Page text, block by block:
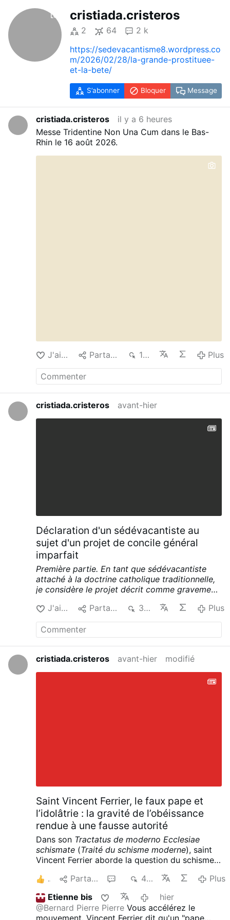
cristiada.cristeros
2 64
2 k
https://sedevacantisme8.wordpress.co
m/2026/02/28/la-grande-prostituee-
et-la-bete/
S’abonner Bloquer Message
cristiada.cristeros
il y a 6 heures
Messe Tridentine Non Una Cum dans le Bas-
Rhin le 16 août 2026.
J'aime Partager 123 Plus
cristiada.cristeros avant-hier
Déclaration d'un sédévacantiste au
sujet d'un projet de concile général
imparfait
Première partie. En tant que sédévacantiste
attaché à la doctrine catholique traditionnelle,
je considère le projet décrit comme gravement
canonique. Même si j’admets la vacance du
Siège apostolique, je ne puis conclure que
n’importe quel groupe de prêtres ou d’évêques
puisse s’attribuer la juridiction universelle
un pape. J’enseigne que l’autorité d’un concile
général procède du Pontife romain. Les auteurs
suppléance au profit de particuliers. La
juridiction ne se présume …
Plus
J'aime Partager 362 Plus
cristiada.cristeros avant-hier modifié
Saint Vincent Ferrier, le faux pape et
l’idolâtrie : la gravité de l’obéissance
rendue à une fausse autorité
Dans son Tractatus de moderno Ecclesiae
schismate (Traité du schisme moderne), saint
Vincent Ferrier aborde la question du schisme
gravité. Pour lui, il ne s’agit pas d’une simple
difficulté institutionnelle ou d’une erreur
concernant une personne : la question touche
directement à l’honneur dû au Christ et à
2 Partager 453
Plus
Etienne bis
hier
@Bernard Pierre Pierre Vous accélérez le
mouvement. Vincent Ferrier dit qu'un "pape